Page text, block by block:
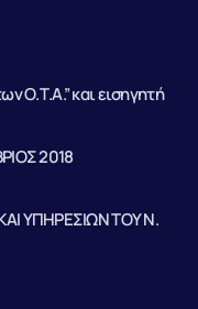
Ο.Τ.Α.” και εισηγητή
2018
ΥΠΗΡΕΣΙΩΝ ΤΟΥ Ν.